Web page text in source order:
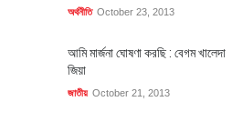
অর্থনীতি October 23, 2013
আমি মার্জনা ঘোষণা করছি : বেগম খালেদা
জিয়া
জাতীয় October 21, 2013